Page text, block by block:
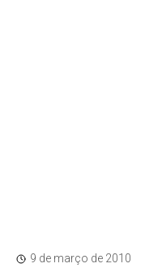
9 de março de 2010